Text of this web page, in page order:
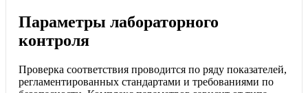
Параметры лабораторного
контроля
Проверка соответствия проводится по ряду показателей,
регламентированных стандартами и требованиями по